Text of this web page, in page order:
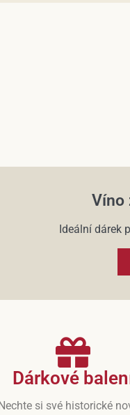
Víno
Ideální dárek
Dárkové
si své historické